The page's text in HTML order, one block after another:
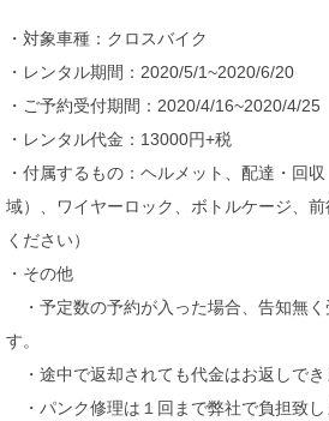
・対象車種：クロスバイク
・レンタル期間：2020/5/1~2020/6/20
・ご予約受付期間：2020/4/16~2020/4/25
・レンタル代金：13000円+税
・付属するもの：ヘルメット、配達・回
域）、ワイヤーロック、ボトルケージ、
ください）
・その他
・予定数の予約が入った場合、告知無く
す。
・途中で返却されても代金はお返しでき
・パンク修理は１回まで弊社で負担致